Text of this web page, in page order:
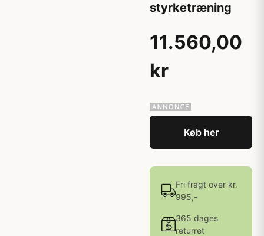
styrketræning
11.560,00
kr
Køb her
Fri fragt over kr.
995,-
365 dages
returret